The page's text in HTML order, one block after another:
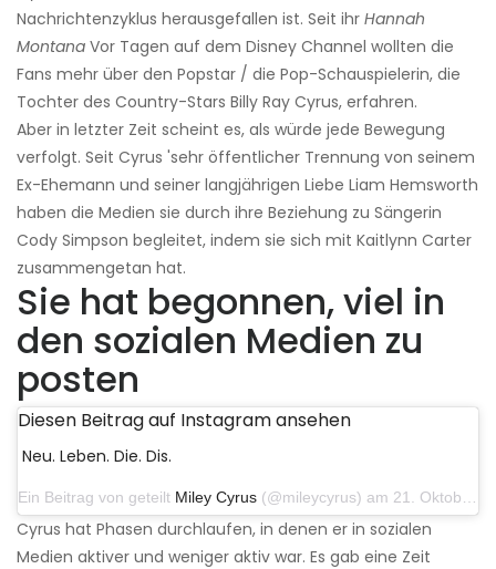
Nachrichtenzyklus herausgefallen ist. Seit ihr Hannah
Montana Vor Tagen auf dem Disney Channel wollten die
Fans mehr über den Popstar / die Pop-Schauspielerin, die
Tochter des Country-Stars Billy Ray Cyrus, erfahren.
Aber in letzter Zeit scheint es, als würde jede Bewegung
verfolgt. Seit Cyrus 'sehr öffentlicher Trennung von seinem
Ex-Ehemann und seiner langjährigen Liebe Liam Hemsworth
haben die Medien sie durch ihre Beziehung zu Sängerin
Cody Simpson begleitet, indem sie sich mit Kaitlynn Carter
zusammengetan hat.
Sie hat begonnen, viel in
den sozialen Medien zu
posten
Diesen Beitrag auf Instagram ansehen
Neu. Leben. Die. Dis.
Ein Beitrag von geteilt Miley Cyrus (@mileycyrus) am 21. Oktober 2019 um 12:31 Uhr PDT
Cyrus hat Phasen durchlaufen, in denen er in sozialen
Medien aktiver und weniger aktiv war. Es gab eine Zeit